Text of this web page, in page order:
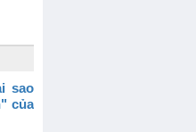
sao
của